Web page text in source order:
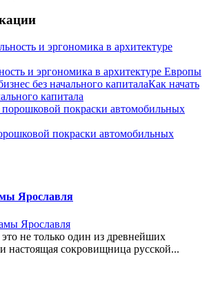
и эргономика в архитектуре Европы
Как начать
капитала
покраски автомобильных
Ярославля
не только один из древнейших
настоящая сокровищница русской...